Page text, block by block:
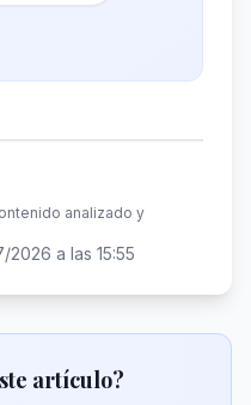
analizado y
2026 a las 15:55
artículo?